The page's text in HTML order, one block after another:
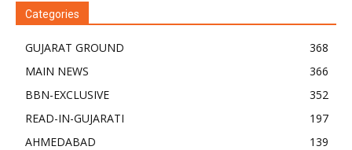
Categories
GUJARAT GROUND
368
MAIN NEWS
366
BBN-EXCLUSIVE
352
READ-IN-GUJARATI
197
AHMEDABAD
139